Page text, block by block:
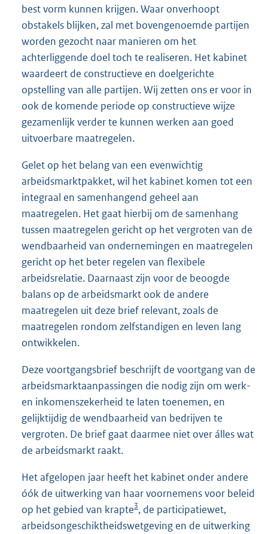
best vorm kunnen krijgen. Waar onverhoopt
obstakels blijken, zal met bovengenoemde partijen
worden gezocht naar manieren om het
achterliggende doel toch te realiseren. Het kabinet
waardeert de constructieve en doelgerichte
opstelling van alle partijen. Wij zetten ons er voor in
ook de komende periode op constructieve wijze
gezamenlijk verder te kunnen werken aan goed
uitvoerbare maatregelen.
Gelet op het belang van een evenwichtig
arbeidsmarktpakket, wil het kabinet komen tot een
integraal en samenhangend geheel aan
maatregelen. Het gaat hierbij om de samenhang
tussen maatregelen gericht op het vergroten van de
wendbaarheid van ondernemingen en maatregelen
gericht op het beter regelen van flexibele
arbeidsrelatie. Daarnaast zijn voor de beoogde
balans op de arbeidsmarkt ook de andere
maatregelen uit deze brief relevant, zoals de
maatregelen rondom zelfstandigen en leven lang
ontwikkelen.
Deze voortgangsbrief beschrijft de voortgang van de
arbeidsmarktaanpassingen die nodig zijn om werk-
en inkomenszekerheid te laten toenemen, en
gelijktijdig de wendbaarheid van bedrijven te
vergroten. De brief gaat daarmee niet over álles wat
de arbeidsmarkt raakt.
Het afgelopen jaar heeft het kabinet onder andere
óók de uitwerking van haar voornemens voor beleid
op het gebied van krapte3, de participatiewet,
arbeidsongeschiktheidswetgeving en de uitwerking